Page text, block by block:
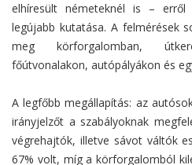
elhíresült németeknél is – erről
legújabb kutatása. A felmérések
meg körforgalomban,
főútvonalakon, autópályákon és
A legfőbb megállapítás: az
irányjelzőt a szabályoknak
végrehajtók, illetve sávot váltók
67% volt, míg a körforgalomból